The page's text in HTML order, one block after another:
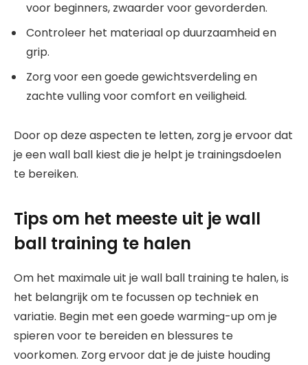
voor beginners, zwaarder voor gevorderden.
Controleer het materiaal op duurzaamheid en
grip.
Zorg voor een goede gewichtsverdeling en
zachte vulling voor comfort en veiligheid.
Door op deze aspecten te letten, zorg je ervoor dat
je een wall ball kiest die je helpt je trainingsdoelen
te bereiken.
Tips om het meeste uit je wall
ball training te halen
Om het maximale uit je wall ball training te halen, is
het belangrijk om te focussen op techniek en
variatie. Begin met een goede warming-up om je
spieren voor te bereiden en blessures te
voorkomen. Zorg ervoor dat je de juiste houding